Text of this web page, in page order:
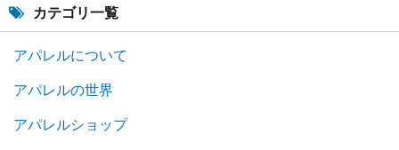
カテゴリ一覧
アパレルについて
アパレルの世界
アパレルショップ